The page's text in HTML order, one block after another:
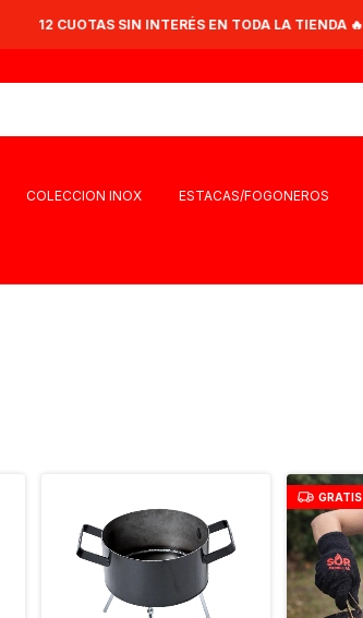
12 CUOTAS SIN INTERÉS EN TODA LA TIENDA 🔥
COLECCION INOX ESTACAS/FOGONEROS
GRATIS